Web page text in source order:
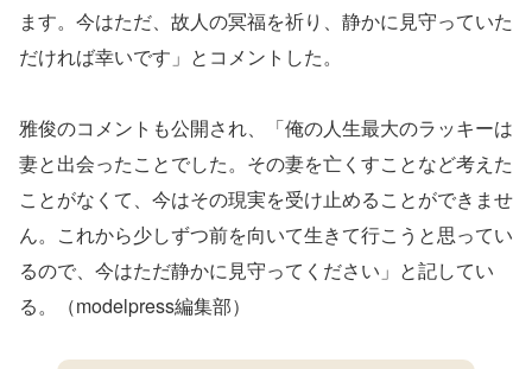
ます。今はただ、故人の冥福を祈り、静かに見守っていた
だければ幸いです」とコメントした。
雅俊のコメントも公開され、「俺の人生最大のラッキーは
妻と出会ったことでした。その妻を亡くすことなど考えた
ことがなくて、今はその現実を受け止めることができませ
ん。これから少しずつ前を向いて生きて行こうと思ってい
るので、今はただ静かに見守ってください」と記してい
る。（modelpress編集部）